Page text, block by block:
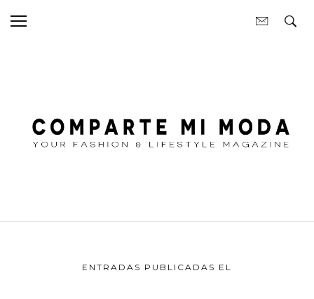
ENTRADAS PUBLICADAS EL